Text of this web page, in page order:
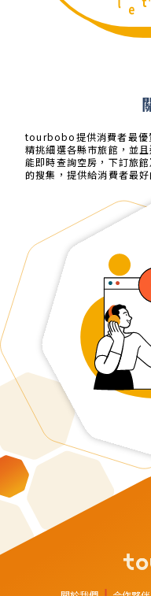
tourbobo提供消費者最優
精挑細選各縣市旅館，並
能即時查詢空房，下訂旅
的搜集，提供給消費者最好